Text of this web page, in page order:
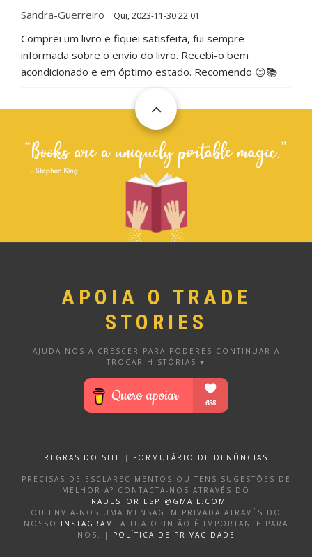
Sandra-Guerreiro Qui, 2023-11-30 22:01
Comprei um livro e fiquei satisfeita, fui sempre
informada sobre o envio do livro. Recebi-o bem
acondicionado e em óptimo estado. Recomendo 😊📚
APOIA O TRADE
STORIES
AJUDA-NOS A CRESCER PARA PODERES CONTINUAR A
TROCAR HISTÓRIAS ♥
REGRAS DO SITE | FORMULÁRIO DE DENÚNCIAS
PRECISAS DE ESCLARECIMENTOS OU TENS SUGESTÕES DE
MELHORIA? CONTACTA-NOS ATRAVÉS DO
TRADESTORIESPT@GMAIL.COM
OU ENVIA-NOS UMA MENSAGEM PRIVADA ATRAVÉS DO
NOSSO INSTAGRAM . A TUA OPINIÃO É IMPORTANTE PARA
NÓS. |
POLÍTICA DE PRIVACIDADE